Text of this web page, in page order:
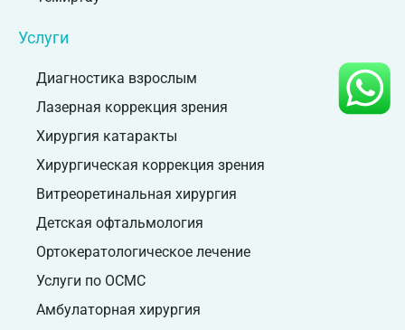
Услуги
Диагностика взрослым
Лазерная коррекция зрения
Хирургия катаракты
Хирургическая коррекция зрения
Витреоретинальная хирургия
Детская офтальмология
Ортокератологическое лечение
Услуги по ОСМС
Амбулаторная хирургия